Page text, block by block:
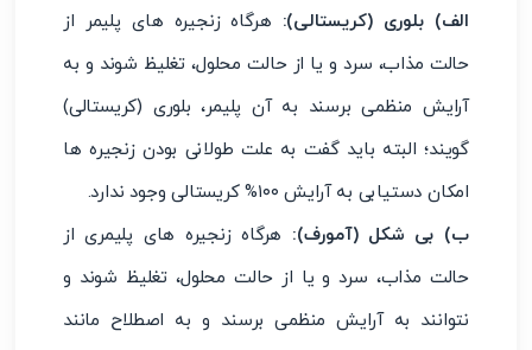
الف) بلوری (کریستالی): هرگاه زنجیره های پلیمر از
حالت مذاب، سرد و یا از حالت محلول، تغلیظ شوند و به
آرایش منظمی برسند به آن پلیمر، بلوری (کریستالی)
گویند؛ البته باید گفت به علت طولانی بودن زنجیره ها
امکان دستیابی به آرایش ۱۰۰% کریستالی وجود ندارد.
ب) بی شکل (آمورف): هرگاه زنجیره های پلیمری از
حالت مذاب، سرد و یا از حالت محلول، تغلیظ شوند و
نتوانند به آرایش منظمی برسند و به اصطلاح مانند